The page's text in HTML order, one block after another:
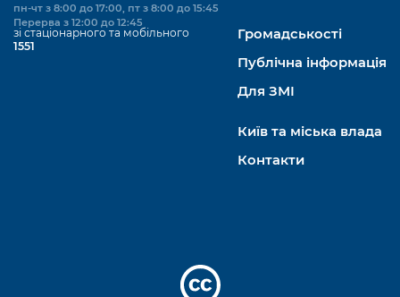
пн-чт з 8:00 до 17:00, пт з 8:00 до 15:45
Перерва з 12:00 до 12:45
зі стаціонарного та мобільного
1551
Громадськості
Публічна інформація
Для ЗМІ
Київ та міська влада
Контакти